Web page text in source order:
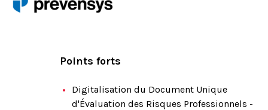
Points forts
Digitalisation du Document Unique
d'Évaluation des Risques Professionnels -